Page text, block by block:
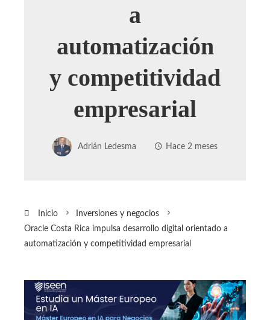
a
automatización
y competitividad
empresarial
Adrián Ledesma Hace 2 meses
Inicio
Inversiones y negocios
Oracle Costa Rica impulsa desarrollo digital orientado a
automatización y competitividad empresarial